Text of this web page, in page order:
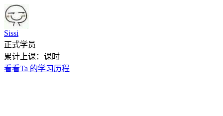
Sissi
正式学员
累计上课：课时
看看Ta 的学习历程